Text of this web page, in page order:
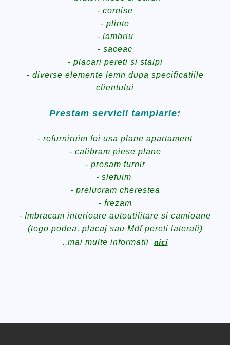
- cornise
- plinte
- lambriu
- saceac
- placari pereti si stalpi
- diverse elemente lemn dupa specificatiile
clientului
Prestam servicii tamplarie:
- refurniruim foi usa plane apartament
- calibram piese plane
- presam furnir
- slefuim
- prelucram cherestea
- frezam
- Imbracam interioare autoutilitare si camioane
(tego podea, placaj sau Mdf pereti laterali)
..mai multe informatii
aici